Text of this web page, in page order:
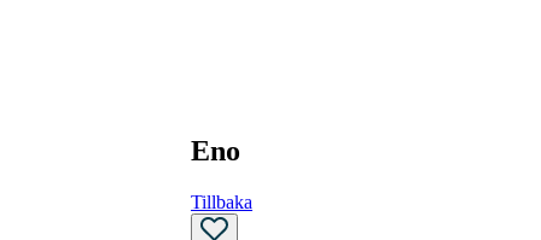
Eno
Tillbaka